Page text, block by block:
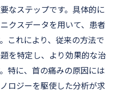
なステップです。具体的に
クスデータを用いて、患者
これにより、従来の方法で
を特定し、より効果的な治
特に、首の痛みの原因には
ロジーを駆使した分析が求